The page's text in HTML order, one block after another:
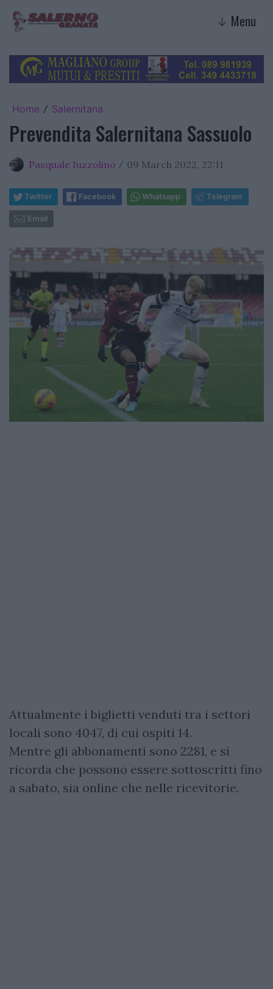
↓ Menu
Home / Salernitana
Prevendita Salernitana Sassuolo
Pasquale Iuzzolino / 09 March 2022, 22:11
Twitter Facebook Whatsapp Telegram
Email
Attualmente i biglietti venduti tra i settori
locali sono 4047, di cui ospiti 14.
Mentre gli abbonamenti sono 2281, e si
ricorda che possono essere sottoscritti fino
a sabato, sia online che nelle ricevitorie.